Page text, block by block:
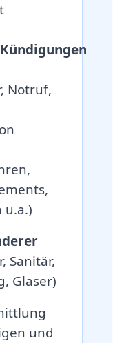
Notruf,
u.a.)
Sanitär,
Glaser)
und